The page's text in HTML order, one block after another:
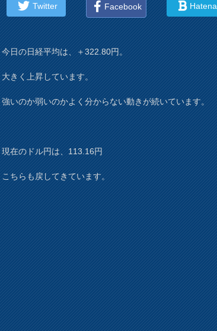
Twitter Facebook Hatena
今日の日経平均は、＋322.80円。
大きく上昇しています。
強いのか弱いのかよく分からない動きが続いています。
現在のドル円は、113.16円
こちらも戻してきています。